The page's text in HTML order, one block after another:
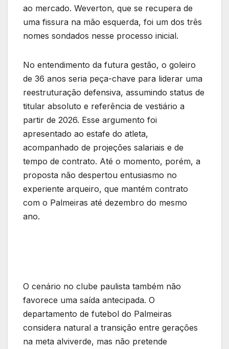
ao mercado. Weverton, que se recupera de
uma fissura na mão esquerda, foi um dos três
nomes sondados nesse processo inicial.
No entendimento da futura gestão, o goleiro
de 36 anos seria peça-chave para liderar uma
reestruturação defensiva, assumindo status de
titular absoluto e referência de vestiário a
partir de 2026. Esse argumento foi
apresentado ao estafe do atleta,
acompanhado de projeções salariais e de
tempo de contrato. Até o momento, porém, a
proposta não despertou entusiasmo no
experiente arqueiro, que mantém contrato
com o Palmeiras até dezembro do mesmo
ano.
O cenário no clube paulista também não
favorece uma saída antecipada. O
departamento de futebol do Palmeiras
considera natural a transição entre gerações
na meta alviverde, mas não pretende